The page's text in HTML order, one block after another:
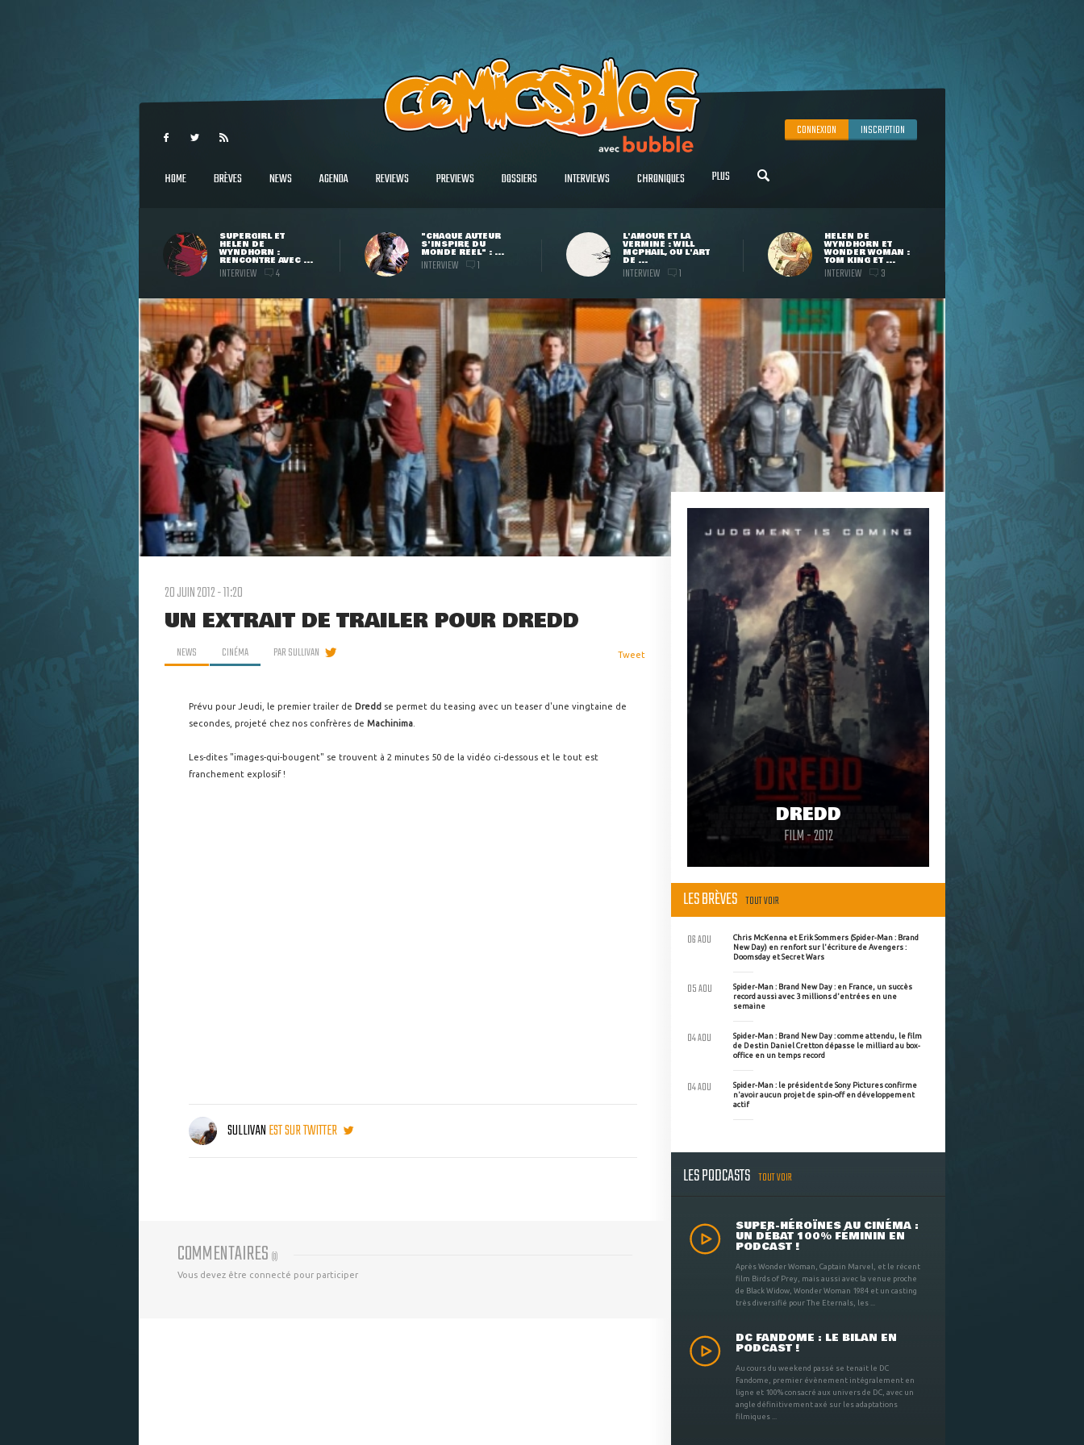
CONNEXION INSCRIPTION
HOME BRÈVES NEWS AGENDA REVIEWS PREVIEWS DOSSIERS INTERVIEWS CHRONIQUES PLUS
SUPERGIRL ET
HELEN DE
WYNDHORN :
RENCONTRE AVEC ...
INTERVIEW 4
"CHAQUE AUTEUR
S'INSPIRE DU
MONDE RÉEL" : ...
INTERVIEW 1
L'AMOUR ET LA
VERMINE : WILL
MCPHAIL, OU L'ART
DE ...
INTERVIEW 1
HELEN DE
WYNDHORN ET
WONDER WOMAN :
TOM KING ET ...
INTERVIEW 3
20 JUIN 2012 - 11:20
UN EXTRAIT DE TRAILER POUR DREDD
NEWS CINÉMA PARSULLIVAN Tweet
Prévu pour Jeudi, le premier trailer de Dredd se permet du teasing avec un teaser d'une vingtaine de
secondes, projeté chez nos confrères de Machinima
Les-dites "images-qui-bougent" se trouvent à 2 minutes 50 de la vidéo ci-dessous et le tout est
franchement explosif !
SULLIVANEST SUR TWITTER
COMMENTAIRES (0)
Vous devez être connecté pour participer
DREDD
FILM - 2012
LES BRÈVES TOUT VOIR
Chris McKenna et Erik Sommers (Spider-Man : Brand
New Day) en renfort sur l'écriture de Avengers :
Doomsday et Secret Wars
06 AOU
Spider-Man : Brand New Day : en France, un succès
record aussi avec 3 millions d'entrées en une
semaine
05 AOU
Spider-Man : Brand New Day : comme attendu, le film
de Destin Daniel Cretton dépasse le milliard au box-
office en un temps record
04 AOU
Spider-Man : le président de Sony Pictures confirme
n'avoir aucun projet de spin-off en développement
actif
04 AOU
LES PODCASTS TOUT VOIR
SUPER-HÉROÏNES AU CINÉMA :
UN DÉBAT 100% FÉMININ EN
PODCAST !
Après Wonder Woman, Captain Marvel, et le récent
film Birds of Prey, mais aussi avec la venue proche
de Black Widow, Wonder Woman 1984 et un casting
très diversifié pour The Eternals, les ...
DC FANDOME : LE BILAN EN
PODCAST !
Au cours du weekend passé se tenait le DC
Fandome, premier évènement intégralement en
ligne et 100% consacré aux univers de DC, avec un
angle définitivement axé sur les adaptations
filmiques ...